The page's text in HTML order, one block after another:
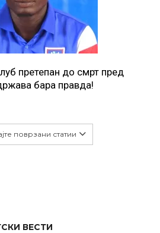
претепан до смрт пред
бара правда!
поврзани статии
ВЕСТИ